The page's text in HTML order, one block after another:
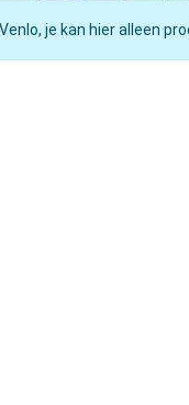
je kan hier alleen